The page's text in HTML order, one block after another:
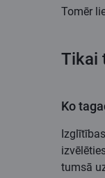
Tomēr
Tikai
Ko
tumsā